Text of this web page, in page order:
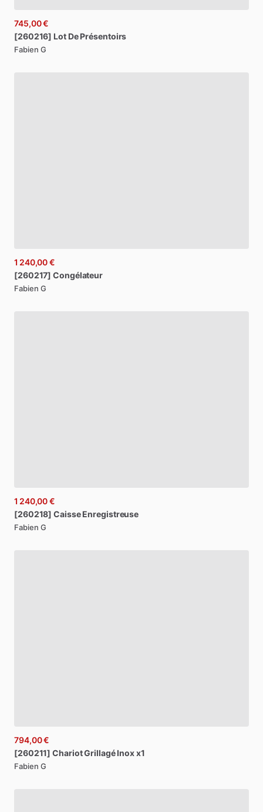
745,00 €
[260216] Lot De Présentoirs
Fabien G
1 240,00 €
[260217] Congélateur
Fabien G
1 240,00 €
[260218] Caisse Enregistreuse
Fabien G
794,00 €
[260211] ChariotGrillagé Inoxx1
Fabien G